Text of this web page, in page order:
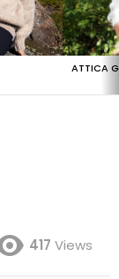
ATTICA
417 Views